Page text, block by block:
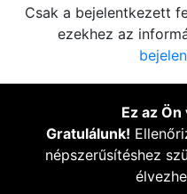
Csak a bejelentkezett
ezekhez az
Ez az
Gratulálunk!
népszerűsítéshez